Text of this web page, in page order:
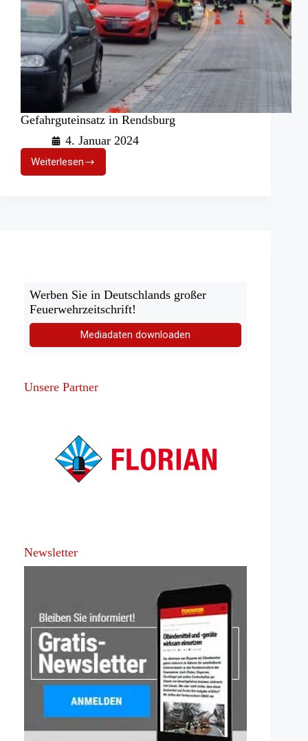
Gefahrguteinsatz in Rendsburg
4. Januar 2024
WeiterlesenGefahrguteinsatz
in
Werben Sie in Deutschlands großer
Feuerwehrzeitschrift!
Mediadaten downloaden
Unsere Partner
Newsletter